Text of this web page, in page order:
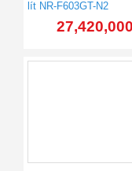
lít NR-F603GT-N2
27,420,000